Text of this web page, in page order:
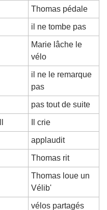
Thomas pédale
il ne tombe pas
Marie lâche le
vélo
il ne le remarque
pas
pas tout de suite
Il crie
applaudit
Thomas rit
Thomas loue un
Vélib'
vélos partagés